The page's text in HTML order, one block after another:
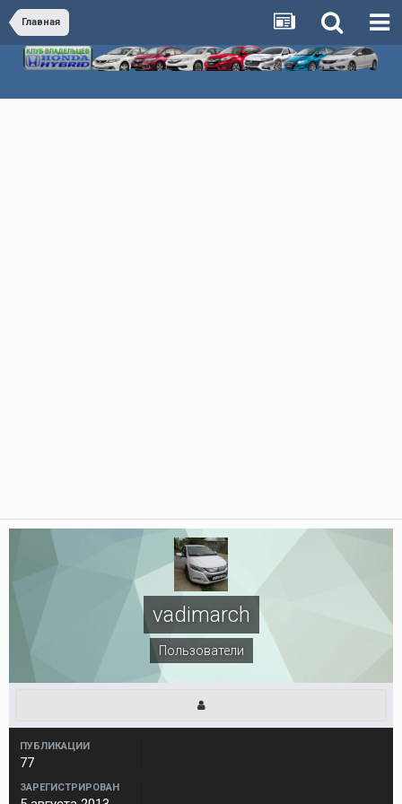
Главная
vadimarch
Пользователи
ПУБЛИКАЦИИ
77
ЗАРЕГИСТРИРОВАН